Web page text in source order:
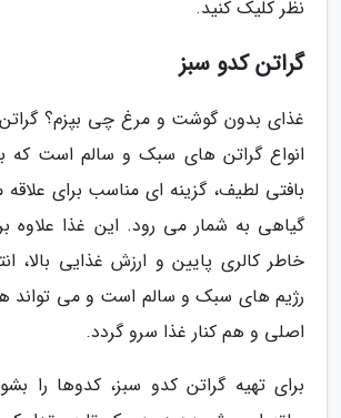
نظر کلیک کنید.
گراتن کدو سبز
غذای بدون گوشت و مرغ چی بپزم؟
انواع گراتن های سبک و سالم است که
بافتی لطیف، گزینه ای مناسب برای
گیاهی به شمار می رود. این غذا علاوه
خاطر کالری پایین و ارزش غذایی بالا،
رژیم های سبک و سالم است و می تواند
اصلی و هم کنار غذا سرو گردد.
برای تهیه گراتن کدو سبز، کدوها را